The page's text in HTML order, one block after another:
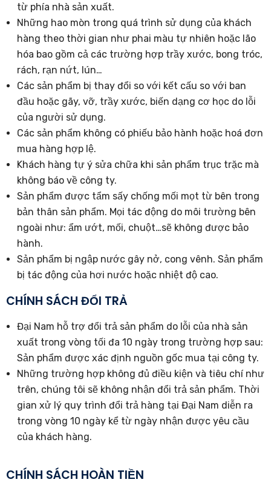
từ phía nhà sản xuất.
Những hao mòn trong quá trình sử dụng của khách
hàng theo thời gian như phai màu tự nhiên hoặc lão
hóa bao gồm cả các trường hợp trầy xước, bong tróc,
rách, rạn nứt, lún…
Các sản phẩm bị thay đổi so với kết cấu so với ban
đầu hoặc gãy, vỡ, trầy xước, biến dạng cơ học do lỗi
của người sử dụng.
Các sản phẩm không có phiếu bảo hành hoặc hoá đơn
mua hàng hợp lệ.
Khách hàng tự ý sửa chữa khi sản phẩm trục trặc mà
không báo về công ty.
Sản phẩm được tẩm sấy chống mối mọt từ bên trong
bản thân sản phẩm. Mọi tác động do môi trường bên
ngoài như: ẩm ướt, mối, chuột…sẽ không được bảo
hành.
Sản phẩm bị ngập nước gây nở, cong vênh. Sản phẩm
bị tác động của hơi nước hoặc nhiệt độ cao.
CHÍNH SÁCH ĐỔI TRẢ
Đại Nam hỗ trợ đổi trả sản phẩm do lỗi của nhà sản
xuất trong vòng tối đa 10 ngày trong trường hợp sau:
Sản phẩm được xác định nguồn gốc mua tại công ty.
Những trường hợp không đủ điều kiện và tiêu chí như
trên, chúng tôi sẽ không nhận đổi trả sản phẩm. Thời
gian xử lý quy trình đổi trả hàng tại Đại Nam diễn ra
trong vòng 10 ngày kể từ ngày nhận được yêu cầu
của khách hàng.
CHÍNH SÁCH HOÀN TIỀN